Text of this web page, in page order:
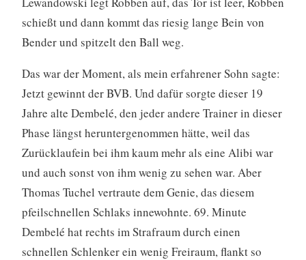
schießt und dann kommt das riesig lange Bein von
Bender und spitzelt den Ball weg.
Das war der Moment, als mein erfahrener Sohn sagte:
Jetzt gewinnt der BVB. Und dafür sorgte dieser 19
Jahre alte Dembelé, den jeder andere Trainer in dieser
Phase längst heruntergenommen hätte, weil das
Zurücklaufein bei ihm kaum mehr als eine Alibi war
und auch sonst von ihm wenig zu sehen war. Aber
Thomas Tuchel vertraute dem Genie, das diesem
pfeilschnellen Schlaks innewohnte. 69. Minute
Dembelé hat rechts im Strafraum durch einen
schnellen Schlenker ein wenig Freiraum, flankt so